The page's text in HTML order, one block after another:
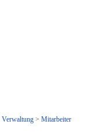
Verwaltung> Mitarbeiter